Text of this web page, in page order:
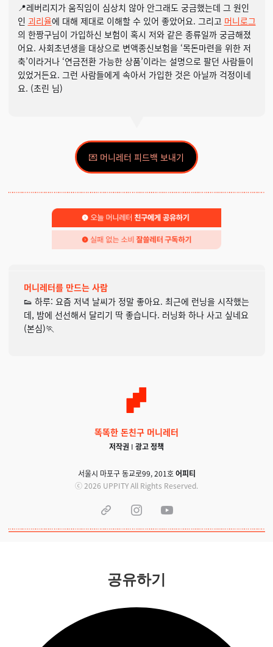
📍레버리지가 움직임이 심상치 않아 안그래도 궁금했는데 그 원인
인 괴리율에 대해 제대로 이해할 수 있어 좋았어요. 그리고 머니로그
의 한짱구님이 가입하신 보험이 혹시 저와 같은 종류일까 궁금해졌
어요. 사회초년생을 대상으로 변액종신보험을 ‘목돈마련을 위한 저
축’이라거나 ‘연금전환 가능한 상품’이라는 설명으로 팔던 사람들이
있었거든요. 그런 사람들에게 속아서 가입한 것은 아닐까 걱정이네
요. (초린 님)
💌 머니레터 피드백 보내기
머니레터를 만드는 사람
👟 하루: 요즘 저녁 날씨가 정말 좋아요. 최근에 런닝을 시작했는
데, 밤에 선선해서 달리기 딱 좋습니다. 러닝화 하나 사고 싶네요
(본심)🏃
똑똑한 돈친구 머니레터
저작권 I 광고 정책
서울시 마포구 동교로99, 201호 어피티
ⓒ 2026 UPPITY All Rights Reserved.
공유하기